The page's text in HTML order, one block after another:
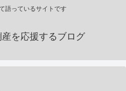
語っているサイトです
を応援するブログ